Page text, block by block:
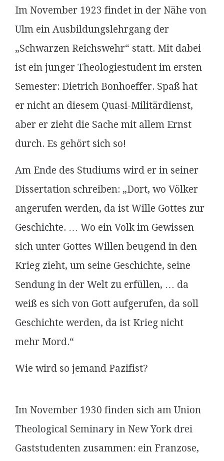
Im November 1923 findet in der Nähe von
Ulm ein Ausbildungslehrgang der
„Schwarzen Reichswehr“ statt. Mit dabei
ist ein junger Theologiestudent im ersten
Semester: Dietrich Bonhoeffer. Spaß hat
er nicht an diesem Quasi-Militärdienst,
aber er zieht die Sache mit allem Ernst
durch. Es gehört sich so!
Am Ende des Studiums wird er in seiner
Dissertation schreiben: „Dort, wo Völker
angerufen werden, da ist Wille Gottes zur
Geschichte. … Wo ein Volk im Gewissen
sich unter Gottes Willen beugend in den
Krieg zieht, um seine Geschichte, seine
Sendung in der Welt zu erfüllen, … da
weiß es sich von Gott aufgerufen, da soll
Geschichte werden, da ist Krieg nicht
mehr Mord.“
Wie wird so jemand Pazifist?
Im November 1930 finden sich am Union
Theological Seminary in New York drei
Gaststudenten zusammen: ein Franzose,